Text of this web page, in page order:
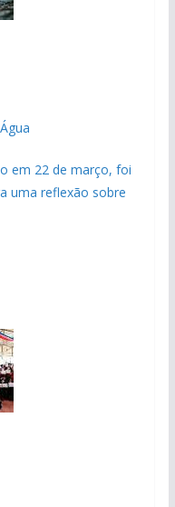
em 22 de março, foi
uma reflexão sobre